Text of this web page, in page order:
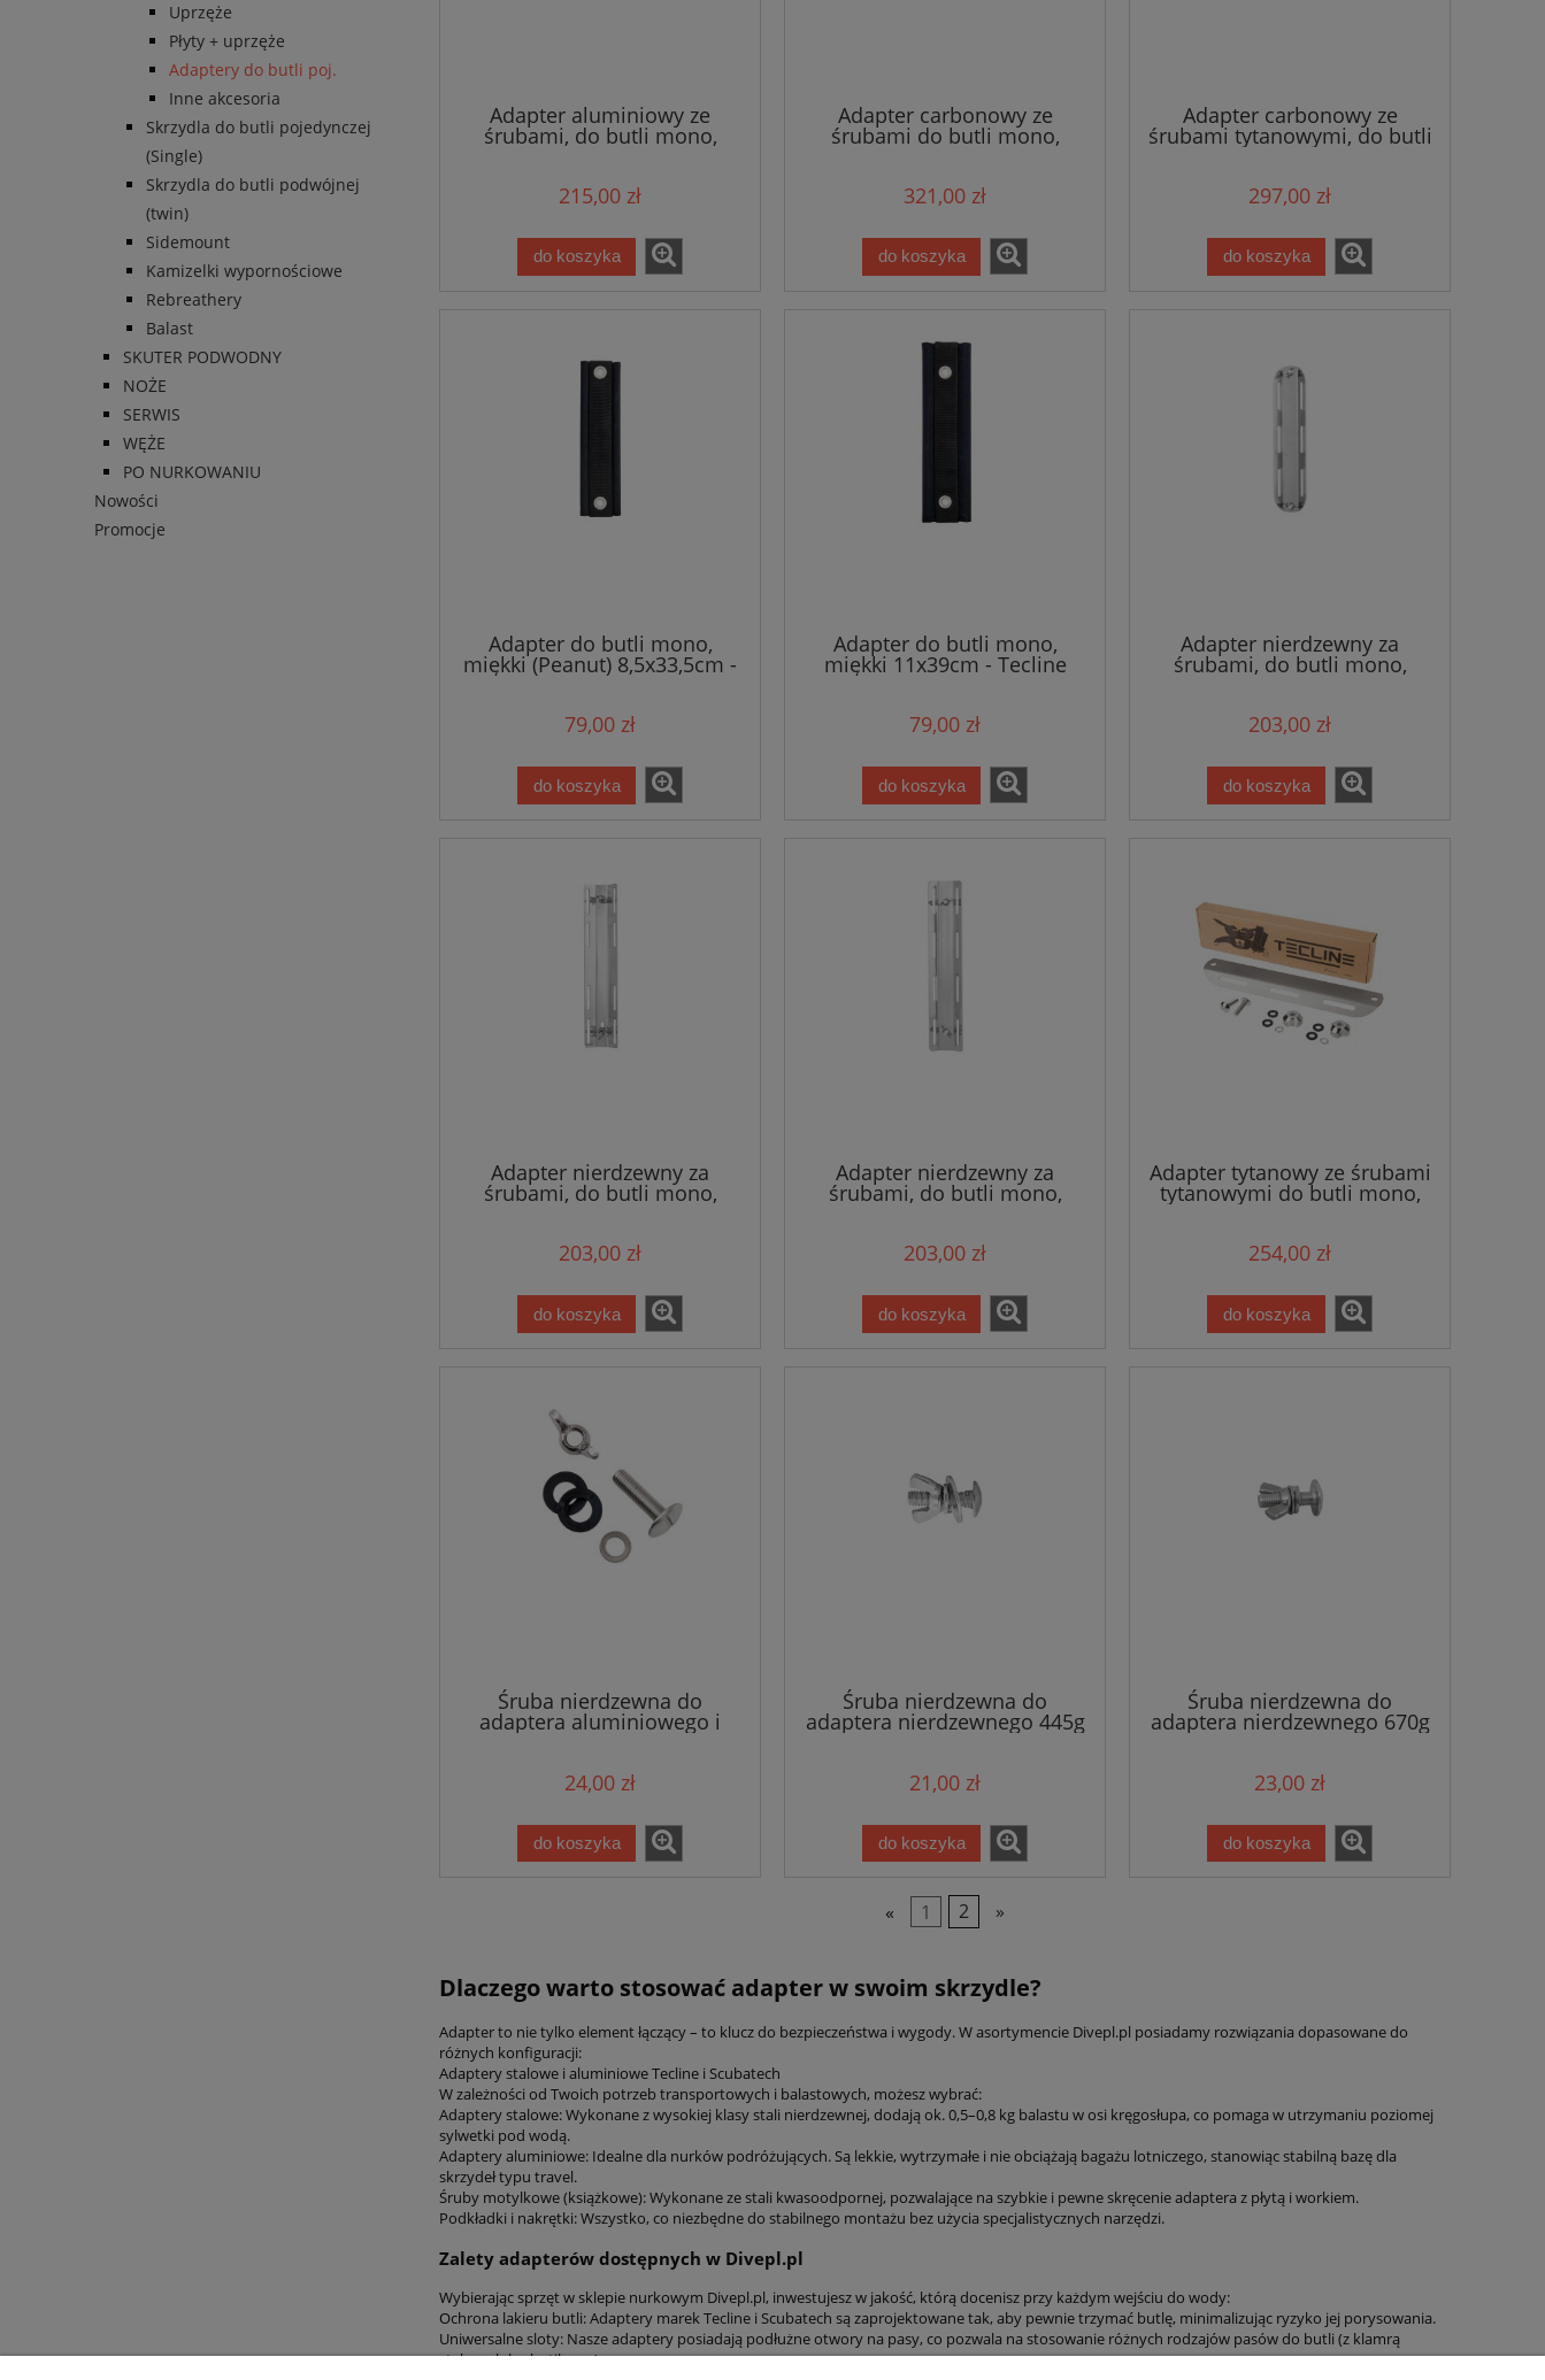
Uprzęże
Płyty + uprzęże
Adaptery do butli poj.
Inne akcesoria
Skrzydla do butli pojedynczej
(Single)
Skrzydla do butli podwójnej
(twin)
Sidemount
Kamizelki wypornościowe
Rebreathery
Balast
SKUTER PODWODNY
NOŻE
SERWIS
WĘŻE
PO NURKOWANIU
Nowości
Promocje
Adapter aluminiowy ze
śrubami, do butli mono,
215,00 zł
do koszyka
Adapter carbonowy ze
śrubami do butli mono,
321,00 zł
do koszyka
Adapter carbonowy ze
śrubami tytanowymi, do butli
mono, 7x30,5cm 115g -
297,00 zł
do koszyka
Adapter do butli mono,
miękki (Peanut) 8,5x33,5cm -
Tecline
79,00 zł
do koszyka
Adapter do butli mono,
miękki 11x39cm - Tecline
79,00 zł
do koszyka
Adapter nierdzewny za
śrubami, do butli mono,
203,00 zł
do koszyka
Adapter nierdzewny za
śrubami, do butli mono,
203,00 zł
do koszyka
Adapter nierdzewny za
śrubami, do butli mono,
203,00 zł
do koszyka
Adapter tytanowy ze śrubami
tytanowymi do butli mono,
7x30,5cm 223g - Tecline
254,00 zł
do koszyka
Śruba nierdzewna do
adaptera aluminiowego i
Carbon (podkładki z
24,00 zł
do koszyka
Śruba nierdzewna do
adaptera nierdzewnego 445g
do butli mono
21,00 zł
do koszyka
Śruba nierdzewna do
adaptera nierdzewnego 670g
do butli mono
23,00 zł
do koszyka
« 1 2 »
Dlaczego warto stosować adapter w swoim skrzydle?
Adapter to nie tylko element łączący – to klucz do bezpieczeństwa i wygody. W asortymencie Divepl.pl posiadamy rozwiązania dopasowane do
różnych konfiguracji:
Adaptery stalowe i aluminiowe Tecline i Scubatech
W zależności od Twoich potrzeb transportowych i balastowych, możesz wybrać:
Adaptery stalowe: Wykonane z wysokiej klasy stali nierdzewnej, dodają ok. 0,5–0,8 kg balastu w osi kręgosłupa, co pomaga w utrzymaniu poziomej
sylwetki pod wodą.
Adaptery aluminiowe: Idealne dla nurków podróżujących. Są lekkie, wytrzymałe i nie obciążają bagażu lotniczego, stanowiąc stabilną bazę dla
skrzydeł typu travel.
Śruby motylkowe (książkowe): Wykonane ze stali kwasoodpornej, pozwalające na szybkie i pewne skręcenie adaptera z płytą i workiem.
Podkładki i nakrętki: Wszystko, co niezbędne do stabilnego montażu bez użycia specjalistycznych narzędzi.
Zalety adapterów dostępnych w Divepl.pl
Wybierając sprzęt w sklepie nurkowym Divepl.pl, inwestujesz w jakość, którą docenisz przy każdym wejściu do wody:
Ochrona lakieru butli: Adaptery marek Tecline i Scubatech są zaprojektowane tak, aby pewnie trzymać butlę, minimalizując ryzyko jej porysowania.
Uniwersalne sloty: Nasze adaptery posiadają podłużne otwory na pasy, co pozwala na stosowanie różnych rodzajów pasów do butli (z klamrą
stalową lub plastikową).